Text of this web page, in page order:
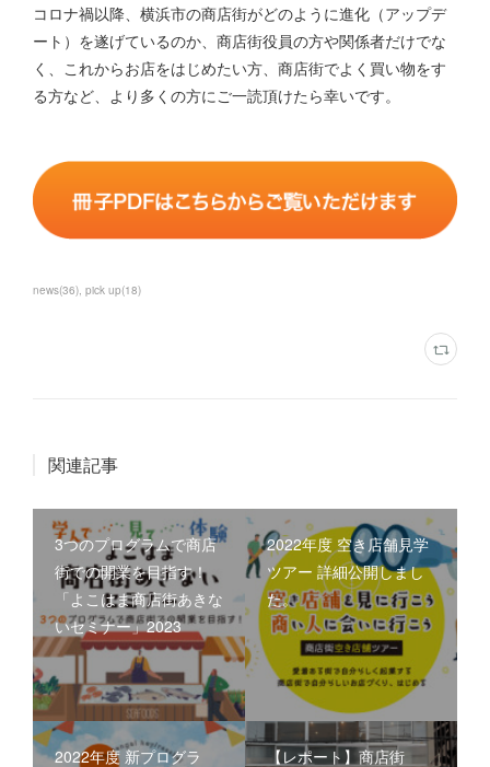
コロナ禍以降、横浜市の商店街がどのように進化（アップデ
ート）を遂げているのか、商店街役員の方や関係者だけでな
く、これからお店をはじめたい方、商店街でよく買い物をす
る方など、より多くの方にご一読頂けたら幸いです。
news(36) pick up(18)
関連記事
3つのプログラムで商店
街での開業を目指す！
「よこはま商店街あきな
いセミナー」2023
2022年度 空き店舗見学
ツアー 詳細公開しまし
た。
2022年度 新プログラ 【レポート】商店街